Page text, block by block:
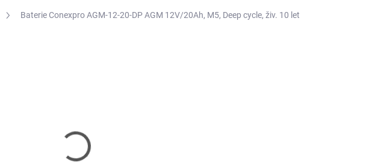
Baterie Conexpro AGM-12-20-DP AGM 12V/20Ah, M5, Deep cycle, živ. 10 let
AGM Deep cycle baterie 12 V / 20 Ah, M5 konektory,